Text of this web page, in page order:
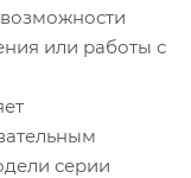
или работы с
серии